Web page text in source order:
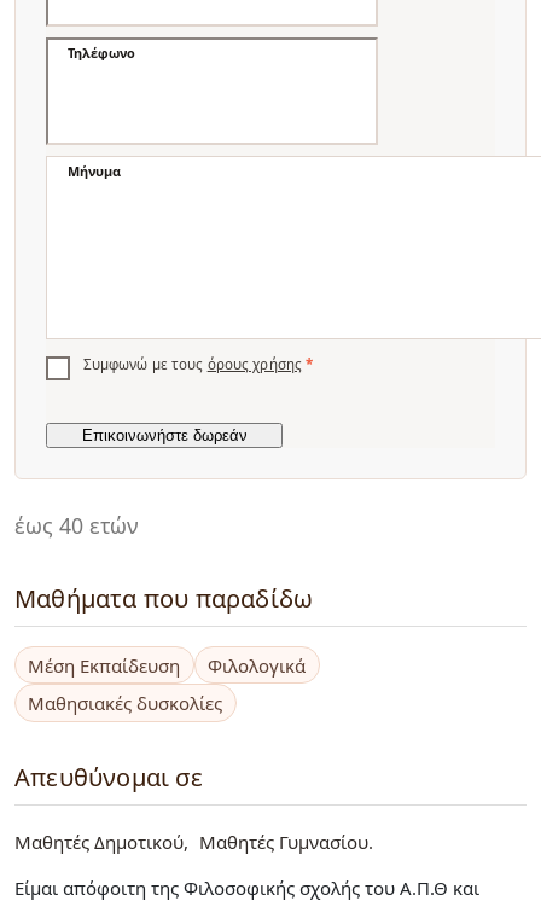
έως 40 ετών
Μαθήματα που παραδίδω
Μέση Εκπαίδευση
Φιλολογικά
Μαθησιακές δυσκολίες
Απευθύνομαι σε
Μαθητές Δημοτικού
Μαθητές Γυμνασίου
Είμαι απόφοιτη της Φιλοσοφικής σχολής του Α.Π.Θ και
Τηλέφωνο
Μήνυμα
Συμφωνώ με τους όρους χρήσης *